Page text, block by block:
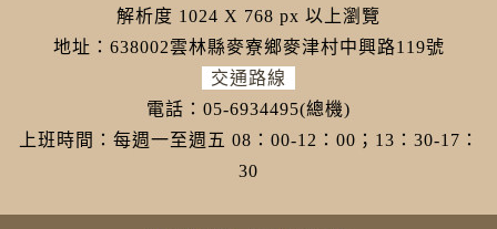
解析度 1024 X 768 px 以上瀏覽
地址：638002雲林縣麥寮鄉麥津村中興路119號
交通路線
電話：05-6934495(總機)
上班時間：每週一至週五 08：00-12：00；13：30-17：
30